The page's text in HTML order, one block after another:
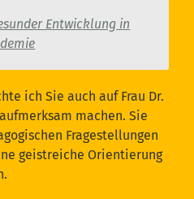
Entwicklung in
ich Sie auch auf Frau Dr.
machen. Sie
Fragestellungen
geistreiche Orientierung